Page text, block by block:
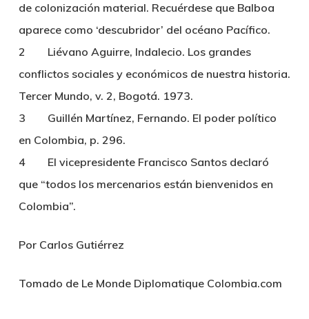
de colonización material. Recuérdese que Balboa
aparece como ‘descubridor’ del océano Pacífico.
2 Liévano Aguirre, Indalecio. Los grandes
conflictos sociales y económicos de nuestra historia.
Tercer Mundo, v. 2, Bogotá. 1973.
3 Guillén Martínez, Fernando. El poder político
en Colombia, p. 296.
4 El vicepresidente Francisco Santos declaró
que “todos los mercenarios están bienvenidos en
Colombia”.
Por Carlos Gutiérrez
Tomado de Le Monde Diplomatique Colombia.com